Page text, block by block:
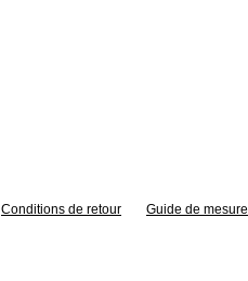
Conditions de retour Guide de mesure